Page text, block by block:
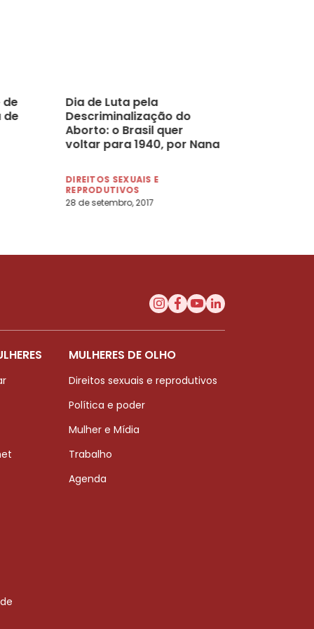
de
de
Dia de Luta pela
Descriminalização do
Aborto: o Brasil quer
voltar para 1940, por Nana
DIREITOS SEXUAIS E
REPRODUTIVOS
28 de setembro, 2017
MULHERES DE OLHO
Direitos sexuais e reprodutivos
Política e poder
Mulher e Mídia
Trabalho
Agenda